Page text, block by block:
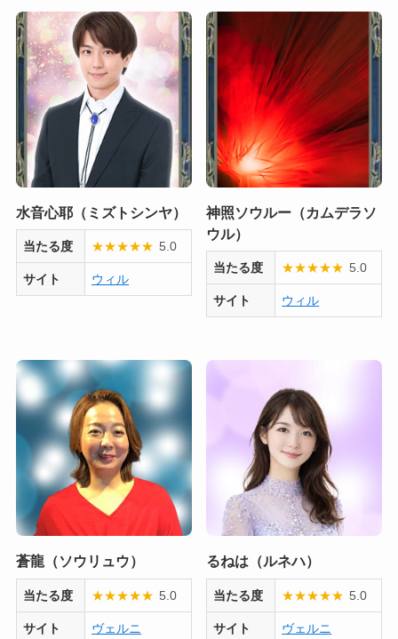
水音心耶（ミズトシンヤ）
当たる度 ★★★★★ 5.0
サイト ウィル
神照ソウルー（カムデラソ
ウル）
当たる度 ★★★★★ 5.0
サイト ウィル
蒼龍（ソウリュウ）
当たる度 ★★★★★ 5.0
サイト ヴェルニ
るねは（ルネハ）
当たる度 ★★★★★ 5.0
サイト ヴェルニ